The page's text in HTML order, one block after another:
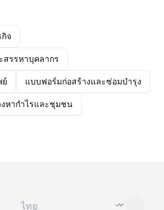
จ
รรหาบุคลากร
แบบฟอร์มก่อสร้างและซ่อมบำรุง
หากำไรและชุมชน
⌄